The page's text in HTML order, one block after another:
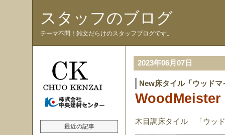
スタッフのブログ
テーマ不問！雑文だらけのスタッフブログです。
最近の記事
2023年06月07日
New床タイル「ウッドマ
WoodMeister
木目調床タイル 「ウッ